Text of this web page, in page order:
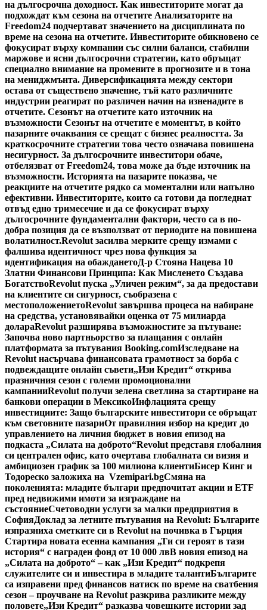
на дългосрочна доходност. Как инвеститорите могат да
подхождат към сезона на отчетите Анализаторите на
Freedom24 подчертават значението на дисциплината по
време на сезона на отчетите. Инвеститорите обикновено се
фокусират върху компании със силни баланси, стабилни
маржове и ясни дългосрочни стратегии, като обръщат
специално внимание на промените в прогнозите и в тона
на мениджмънта. Диверсификацията между сектори
остава от съществено значение, тъй като различните
индустрии реагират по различен начин на изненадите в
отчетите. Сезонът на отчетите като източник на
възможности Сезонът на отчетите е моментът, в който
пазарните очаквания се срещат с бизнес реалността. За
краткосрочните стратегии това често означава повишена
несигурност. За дългосрочните инвеститори обаче,
отбелязват от Freedom24, това може да бъде източник на
възможности. Историята на пазарите показва, че
реакциите на отчетите рядко са моментални или напълно
ефективни. Инвеститорите, които са готови да погледнат
отвъд едно тримесечие и да се фокусират върху
дългосрочните фундаментални фактори, често са в по-
добра позиция да се възползват от периодите на повишена
волатилност.Revolut засилва мерките срещу измами с
фалшива идентичност чрез нова функция за
идентификация на обажданетоД-р Стояна Нацева 10
Златни Финансови Принципа: Как Мисленето Създава
БогатствоRevolut пуска „Уличен режим“, за да предостави
на клиентите си сигурност, съобразена с
местоположениетоRevolut завършва процеса на набиране
на средства, установявайки оценка от 75 милиарда
долараRevolut разширява възможностите за пътуване:
Започва ново партньорство за плащания с онлайн
платформата за пътувания Booking.comИзследване на
Revolut насърчава финансовата грамотност за борба с
подвеждащите онлайн съвети„Изи Кредит“ открива
празничния сезон с големи промоционални
кампанииRevolut получи зелена светлина за стартиране на
банкови операции в МексикоИнфлацията срещу
инвестициите: Защо българските инвеститори се обръщат
към световните пазариОт правилния избор на кредит до
управлението на личния бюджет в новия епизод на
подкаста „Силата на доброто“Revolut представя глобалния
си централен офис, като очертава глобалната си визия и
амбициозен график за 100 милиона клиентиБисер Кинг и
Тодореско заложиха на Vzemipari.bgСмяна на
поколенията: младите българи предпочитат акции и ETF
пред недвижими имоти за изграждане на
състояниеСчетоводни услуги за малки предприятия в
СофияДоклад за летните пътувания на Revolut: Българите
изпразниха сметките си в Revolut на почивка в Гърция
Стартира новата есенна кампания „Ти си героят в тази
история“ с награден фонд от 10 000 лвВ новия епизод на
„Силата на доброто“ – как „Изи Кредит“ подкрепя
служителите си и инвестира в младите талантиБългарите
са изправени пред финансов натиск по време на сватбения
сезон – проучване на Revolut разкрива разликите между
половете„Изи Кредит“ разказва човешките истории зад